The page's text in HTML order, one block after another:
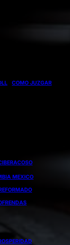
COMO JUZGAR
MEXICO